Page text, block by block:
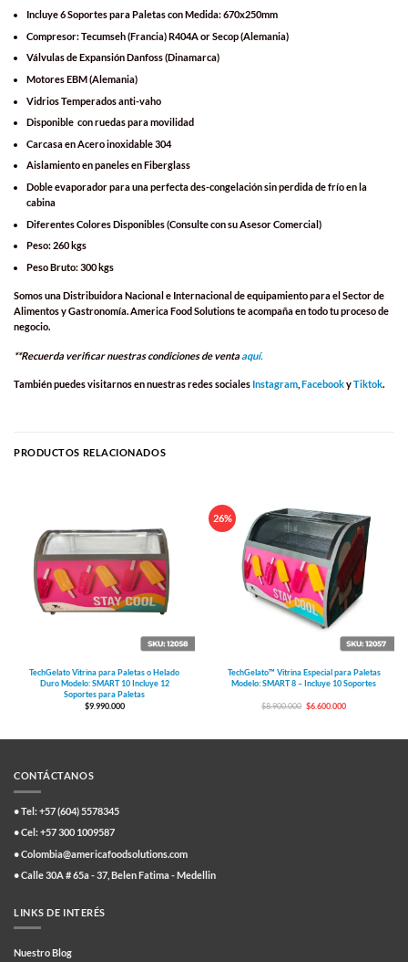
Incluye 6 Soportes para Paletas con Medida: 670x250mm
Compresor: Tecumseh (Francia) R404A or Secop (Alemania)
Válvulas de Expansión Danfoss (Dinamarca)
Motores EBM (Alemania)
Vidrios Temperados anti-vaho
Disponible con ruedas para movilidad
Carcasa en Acero inoxidable 304
Aislamiento en paneles en Fiberglass
Doble evaporador para una perfecta des-congelación sin perdida de frío en la
cabina
Diferentes Colores Disponibles (Consulte con su Asesor Comercial)
Peso: 260 kgs
Peso Bruto: 300 kgs
Somos unaDistribuidora Nacional e Internacional de equipamiento para el Sector de
Alimentos y Gastronomía.America Food Solutionste acompaña en todo tu proceso de
negocio.
**Recuerda verificar nuestras condiciones de venta aquí.
También puedes visitarnos en nuestras redes sociales Instagram FacebookyTiktok.
PRODUCTOS RELACIONADOS
TechGelato Vitrina para Paletas o Helado
Duro Modelo: SMART 10 Incluye 12
Soportes para Paletas
$9.990.000
26%
TechGelato™ Vitrina Especial para Paletas
Modelo: SMART 8 – Incluye 10 Soportes
$8.900.000 El
precio
$8.900.000.
$6.600.000El
$6.600.000.
CONTÁCTANOS
• Tel: +57 (604) 5578345
• Cel: +57 300 1009587
• Colombia@americafoodsolutions.com
• Calle 30A # 65a - 37, Belen Fatima - Medellin
LINKS DE INTERÉS
Nuestro Blog